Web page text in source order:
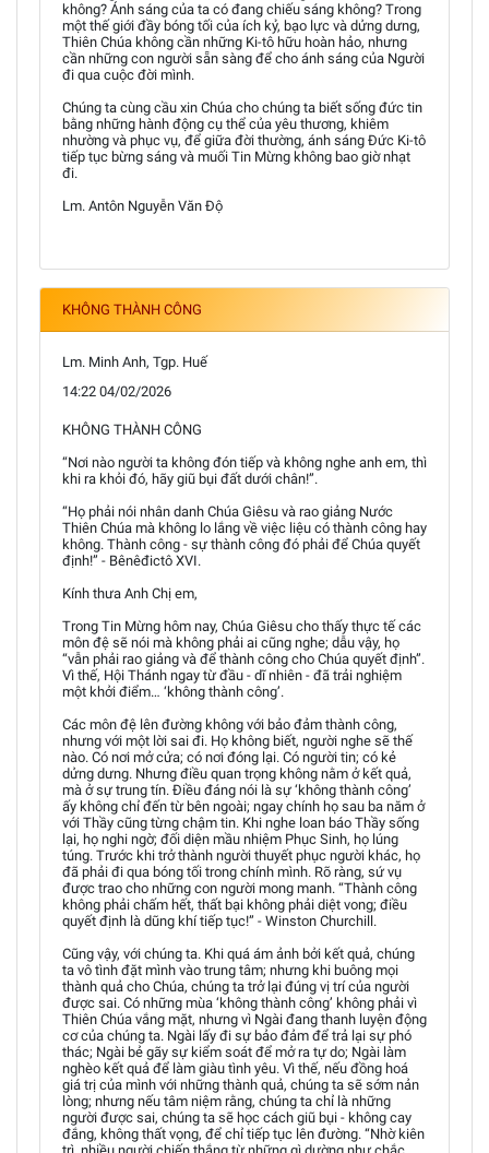
không? Ánh sáng của ta có đang chiếu sáng không? Trong
một thế giới đầy bóng tối của ích kỷ, bạo lực và dửng dưng,
Thiên Chúa không cần những Ki-tô hữu hoàn hảo, nhưng
cần những con người sẵn sàng để cho ánh sáng của Người
đi qua cuộc đời mình.
Chúng ta cùng cầu xin Chúa cho chúng ta biết sống đức tin
bằng những hành động cụ thể của yêu thương, khiêm
nhường và phục vụ, để giữa đời thường, ánh sáng Đức Ki-tô
tiếp tục bừng sáng và muối Tin Mừng không bao giờ nhạt
đi.
Lm. Antôn Nguyễn Văn Độ
KHÔNG THÀNH CÔNG
Lm. Minh Anh, Tgp. Huế
14:22 04/02/2026
KHÔNG THÀNH CÔNG
“Nơi nào người ta không đón tiếp và không nghe anh em, thì
khi ra khỏi đó, hãy giũ bụi đất dưới chân!”.
“Họ phải nói nhân danh Chúa Giêsu và rao giảng Nước
Thiên Chúa mà không lo lắng về việc liệu có thành công hay
không. Thành công - sự thành công đó phải để Chúa quyết
định!” - Bênêđictô XVI.
Kính thưa Anh Chị em,
Trong Tin Mừng hôm nay, Chúa Giêsu cho thấy thực tế các
môn đệ sẽ nói mà không phải ai cũng nghe; dẫu vậy, họ
“vẫn phải rao giảng và để thành công cho Chúa quyết định”.
Vì thế, Hội Thánh ngay từ đầu - dĩ nhiên - đã trải nghiệm
một khởi điểm… ‘không thành công’.
Các môn đệ lên đường không với bảo đảm thành công,
nhưng với một lời sai đi. Họ không biết, người nghe sẽ thế
nào. Có nơi mở cửa; có nơi đóng lại. Có người tin; có kẻ
dửng dưng. Nhưng điều quan trọng không nằm ở kết quả,
mà ở sự trung tín. Điều đáng nói là sự ‘không thành công’
ấy không chỉ đến từ bên ngoài; ngay chính họ sau ba năm ở
với Thầy cũng từng chậm tin. Khi nghe loan báo Thầy sống
lại, họ nghi ngờ; đối diện mầu nhiệm Phục Sinh, họ lúng
túng. Trước khi trở thành người thuyết phục người khác, họ
đã phải đi qua bóng tối trong chính mình. Rõ ràng, sứ vụ
được trao cho những con người mong manh. “Thành công
không phải chấm hết, thất bại không phải diệt vong; điều
quyết định là dũng khí tiếp tục!” - Winston Churchill.
Cũng vậy, với chúng ta. Khi quá ám ảnh bởi kết quả, chúng
ta vô tình đặt mình vào trung tâm; nhưng khi buông mọi
thành quả cho Chúa, chúng ta trở lại đúng vị trí của người
được sai. Có những mùa ‘không thành công’ không phải vì
Thiên Chúa vắng mặt, nhưng vì Ngài đang thanh luyện động
cơ của chúng ta. Ngài lấy đi sự bảo đảm để trả lại sự phó
thác; Ngài bẻ gãy sự kiểm soát để mở ra tự do; Ngài làm
nghèo kết quả để làm giàu tình yêu. Vì thế, nếu đồng hoá
giá trị của mình với những thành quả, chúng ta sẽ sớm nản
lòng; nhưng nếu tâm niệm rằng, chúng ta chỉ là những
người được sai, chúng ta sẽ học cách giũ bụi - không cay
đắng, không thất vọng, để chỉ tiếp tục lên đường. “Nhờ kiên